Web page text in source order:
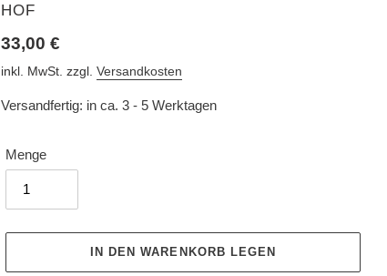
VERKÄUFER
HOF
Normaler
Preis
33,00 €
inkl. MwSt. zzgl. Versandkosten
Versandfertig: in ca. 3 - 5 Werktagen
Menge
IN DEN WARENKORB LEGEN